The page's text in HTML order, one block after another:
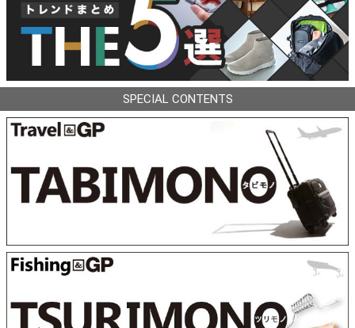
SPECIAL CONTENTS